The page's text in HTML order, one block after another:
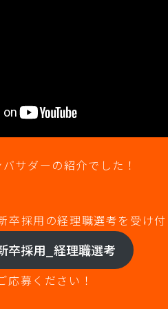
サダーの紹介でした！
採用の経理職選考を受け付
卒採用_経理職選考
応募ください！